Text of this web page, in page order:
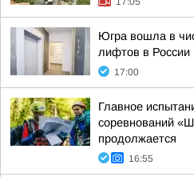
Югра вошла в
лифтов в России
17:00
Главное
соревнований
продолжается
16:55